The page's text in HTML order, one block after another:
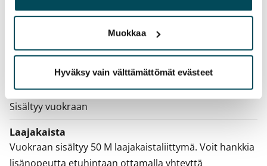
palvelujaan.
Muokkaa
Hyväksy vain välttämättömät evästeet
Kotivakuutus
Vesimaksu
Sisältyy vuokraan
Sähkömaksu
Sisältyy vuokraan
Laajakaista
Vuokraan sisältyy 50 M laajakaistaliittymä. Voit hankkia
lisänopeutta etuhintaan ottamalla yhteyttä